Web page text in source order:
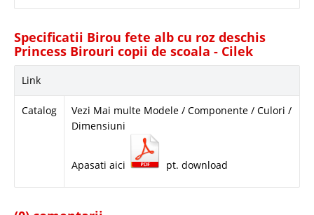
Specificatii Birou fete alb cu roz deschis
Princess Birouri copii de scoala - Cilek
Link
Catalog
Vezi Mai multe Modele / Componente / Culori /
Dimensiuni
Apasati aici pt. download